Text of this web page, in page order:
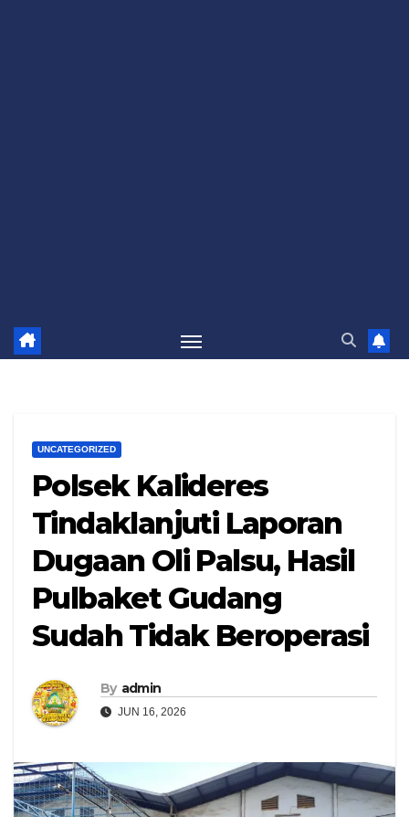
UNCATEGORIZED
Polsek Kalideres
Tindaklanjuti Laporan
Dugaan Oli Palsu, Hasil
Pulbaket Gudang
Sudah Tidak Beroperasi
By admin
JUN 16, 2026